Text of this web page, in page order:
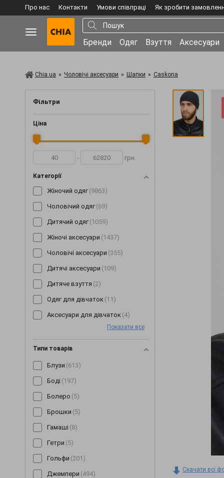
Про нас Контакти Умови співпраці Як зробити
Бренди Одяг Взуття Аксесуари
Chia.ua » Чоловічі аксесуари » Шапки » Caskona
Фільтри
Ціна
- грн.
Категорії
Жіночий одяг (9863)
Чоловічий одяг (69)
Дитячий одяг (1059)
Жіночі аксесуари (1437)
Чоловічі аксесуари (355)
Дитячі аксесуари (109)
Дитяче взуття (2)
Одяг для дівчаток (11)
Аксесуари для дівчаток (4)
Показати все
Типи товарів
Блузи (613)
Боді (197)
Болеро (5)
Брошки (5)
Гамаші (8)
Гетри (5)
Гольфи (201)
Джемпери (494)
Скачати всі